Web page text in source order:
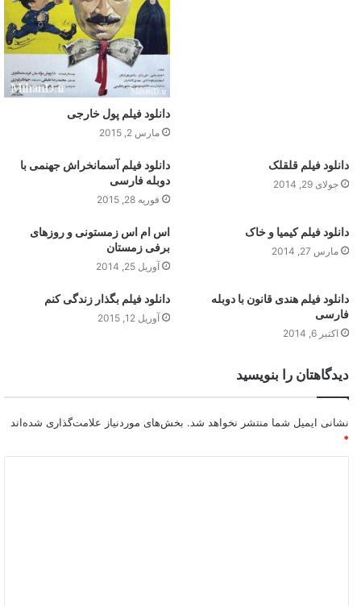
دانلود فیلم پول خارجی
مارس 2, 2015
دانلود فیلم قلقلک
جولای 29, 2014
دانلود فیلم آسمانخراش جهنمی با
دوبله فارسی
فوریه 28, 2015
دانلود فیلم کیمیا و خاک
مارس 27, 2014
اس ام اس زمستونی و روزهای
برفی زمستان
آوریل 25, 2014
دانلود فیلم هندی قانون با دوبله
فارسی
اکتبر 6, 2014
دانلود فیلم بگذار زندگی کنم
آوریل 12, 2015
دیدگاهتان را بنویسید
نشانی ایمیل شما منتشر نخواهد شد. بخش‌های موردنیاز علامت‌گذاری شده‌اند
*